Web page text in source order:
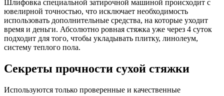
Шлифовка специальной затирочной машиной происходит с
ювелирной точностью, что исключает необходимость
использовать дополнительные средства, на которые уходит
время и деньги. Абсолютно ровная стяжка уже через 4 суток
подходит для того, чтобы укладывать плитку, линолеум,
систему теплого пола.
Секреты прочности сухой стяжки
Используются только проверенные и качественные